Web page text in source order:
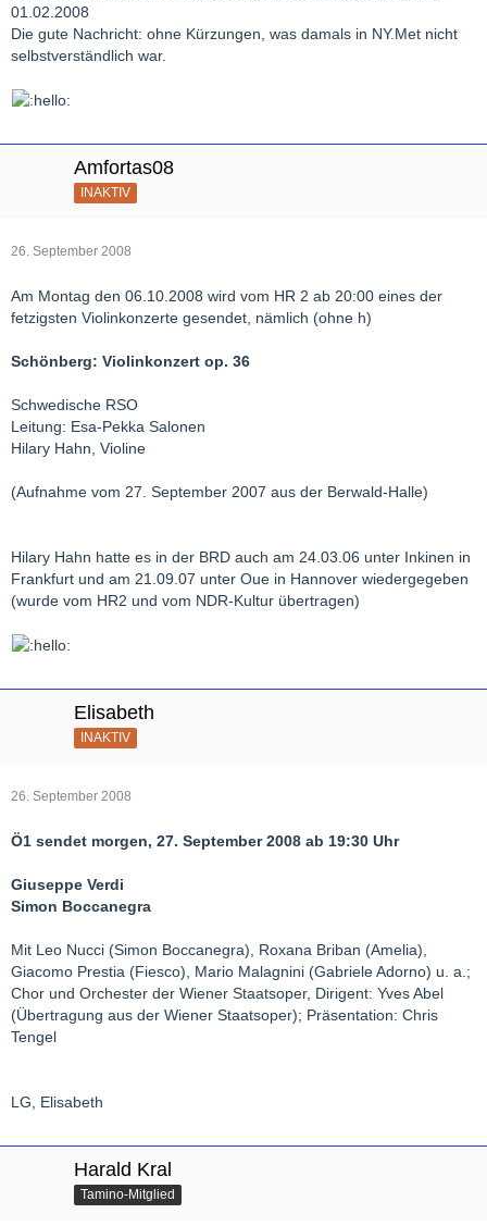
01.02.2008
Die gute Nachricht: ohne Kürzungen, was damals in NY.Met nicht
selbstverständlich war.
Amfortas08
INAKTIV
26. September 2008
Am Montag den 06.10.2008 wird vom HR 2 ab 20:00 eines der
fetzigsten Violinkonzerte gesendet, nämlich (ohne h)
Schönberg: Violinkonzert op. 36
Schwedische RSO
Leitung: Esa-Pekka Salonen
Hilary Hahn, Violine
(Aufnahme vom 27. September 2007 aus der Berwald-Halle)
Hilary Hahn hatte es in der BRD auch am 24.03.06 unter Inkinen in
Frankfurt und am 21.09.07 unter Oue in Hannover wiedergegeben
(wurde vom HR2 und vom NDR-Kultur übertragen)
Elisabeth
INAKTIV
26. September 2008
Ö1 sendet morgen, 27. September 2008 ab 19:30 Uhr
Giuseppe Verdi
Simon Boccanegra
Mit Leo Nucci (Simon Boccanegra), Roxana Briban (Amelia),
Giacomo Prestia (Fiesco), Mario Malagnini (Gabriele Adorno) u. a.;
Chor und Orchester der Wiener Staatsoper, Dirigent: Yves Abel
(Übertragung aus der Wiener Staatsoper); Präsentation: Chris
Tengel
LG, Elisabeth
Harald Kral
Tamino-Mitglied